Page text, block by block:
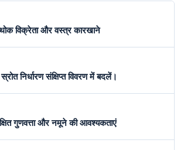
विक्रेता और वस्त्र कारखाने
निर्धारण संक्षिप्त विवरण में बदलें।
गुणवत्ता और नमूने की आवश्यकताएं